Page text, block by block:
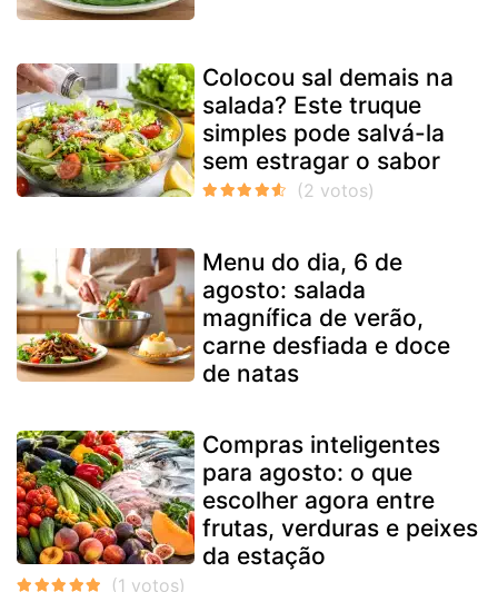
Colocou sal demais na
salada? Este truque
simples pode salvá-la
sem estragar o sabor
Menu do dia, 6 de
agosto: salada
magnífica de verão,
carne desfiada e doce
de natas
Compras inteligentes
para agosto: o que
escolher agora entre
frutas, verduras e peixes
da estação